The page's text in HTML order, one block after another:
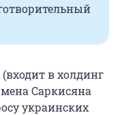
в холдинг
Саркисяна
украинских